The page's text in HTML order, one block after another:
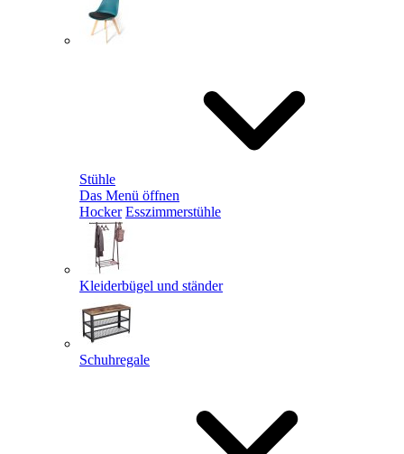
Stühle
Das Menü öffnen
Hocker Esszimmerstühle
Kleiderbügel und ständer
Schuhregale